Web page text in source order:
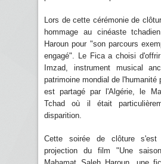
Lors de cette cérémonie de
hommage au cinéaste
Haroun pour "son parcours
engagé". Le Fica a choisi
Imzad, instrument musical
patrimoine mondial de l'humanité
est partagé par l'Algérie, le
Tchad où il était
disparition.
Cette soirée de clôture
projection du film "Une